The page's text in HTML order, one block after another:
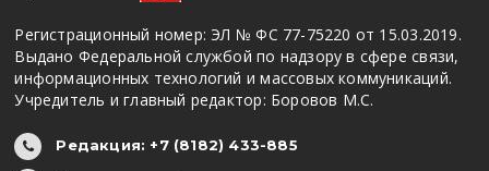
Регистрационный номер: ЭЛ № ФС 77-75220 от 15.03.2019.
Выдано Федеральной службой по надзору в сфере связи,
информационных технологий и массовых коммуникаций.
Учредитель и главный редактор: Боровов М.С.
Редакция: +7 (8182) 433-885